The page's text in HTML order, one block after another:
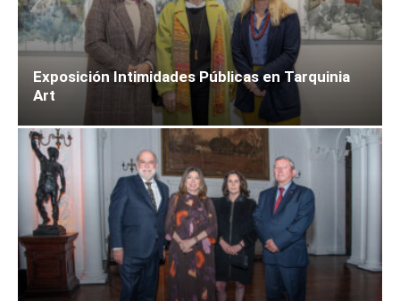
Exposición Intimidades Públicas en Tarquinia
Art